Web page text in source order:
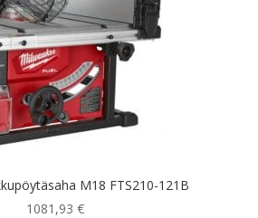
M18 FTS210-121B
1081,93 €